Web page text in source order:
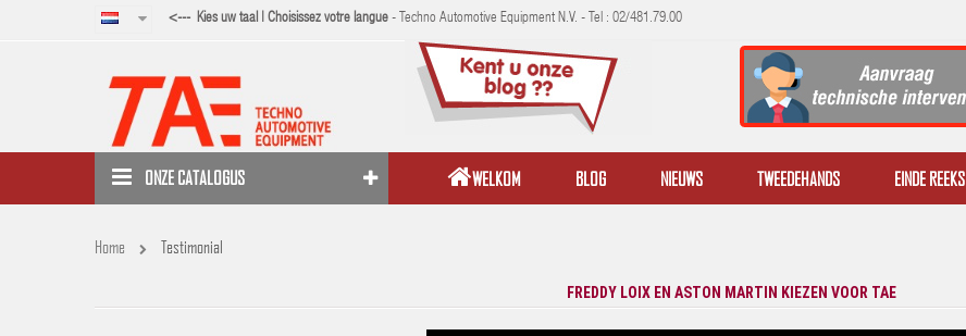
<--- Kies uw taal | Choisissez votre langue - Techno Automotive Equipment N.V. - Tel : 02/481.79.00
ONZE CATALOGUS WELKOM BLOG NIEUWS TWEEDEHANDS EINDE REEKS
Home Testimonial
FREDDY LOIX EN ASTON MARTIN KIEZEN VOOR TAE